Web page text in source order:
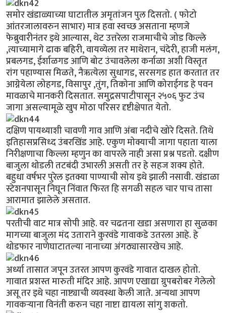
समोर खंडाळ्याच्या घाटातील अमृतांजन पुल दिसतो. ( फोटो
आंतरजालावरुन साभार) मात्र हवा स्वच्छ असताना म्हणजे
फेब्रुवारीनंतर इथे आल्यास, थेट उत्तरेला राजमाचीचे जोड किल्ले
,त्याच्यामागे ढाक बहिरी, वायव्येला तर माथेरान, चंदेरी, हाजी मलंग,
प्रबलगड, ईर्शाळगड आणि बोट उंचावलेला कर्नाळा अशी विस्तृत
रांग पहाण्यास मिळते, नैऋत्येला सुधागड, सरसगड हात करतात तर
आग्नेयेला लोहगड, विसापुर ,तुंग, तिकोना आणि कोराईगड हे पवन
मावळाचे मानकरी दिसतात. समुद्रसपाटीपासून २५०६ फुट उंच
जागा असल्यामूळे खुप मोठा परिसर दृष्टीक्षेपात येतो.
दक्षिण पायथ्याशी चावणी गाव आणि अंबा नदीचे खोरे दिसते. तिथे
इतिहासप्रसिध्द उंबरखिंड आहे. एकुण मोक्याची जागा पहाता याला
निरीक्षणाचा किल्ला म्हणुन का वापरले नाही असा प्रश्न पडतो. दक्षीण
बाजुला थोडली तटबंदी उभारली असती तर हे सहज शक्य होते.
बहुधा वर्षभर पुरेल इतक्या पाण्याची सोय इथे झाली नसावी. खंडाळा
स्टेशनपासून निघून निंवात फिरत हि सगळी सहल चार पाच तासा
आरामात झालेले असतात.
परतीची वाट मात्र सोपी आहे. वर चढतना खडा असणारा हा सुळका
मागच्या बाजुला मंद उताराने कुरवंडे गावाकडे उतरला आहे. हे
थोडफार नाणेघाटातल्या नानाच्या अंगठ्यासारखेच आहे.
अर्ध्या तासात जपून उतरत आपण कुरवंडे गावात दाखल होतो.
गावात प्रशस्त मारुती मंदिर आहे. आपण एखाद्या ग्रुपबरोबर गेलेलो
असू तर इथे चहा नाष्ट्याची व्यवस्था केली जाते. अन्यथा आपण
गावकर्‍याना विनंती करुन चहा नाष्टा द्यायला सांगु शकतो.